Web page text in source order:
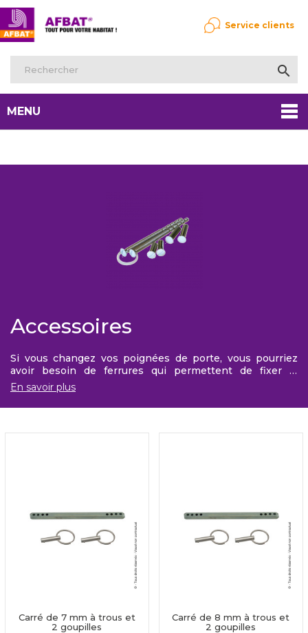

Service clients
MENU
Accessoires
Si vous changez vos poignées de porte, vous pourriez
avoir besoin de ferrures qui permettent de fixer la
poignée. Afbat offre une gamme d'accessoires
spécialisée dans la poignée de porte.
En savoir plus
Carré de 7 mm à trous et
2 goupilles
Carré de 8 mm à trous et
2 goupilles